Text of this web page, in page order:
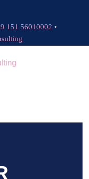
151 56010002 •